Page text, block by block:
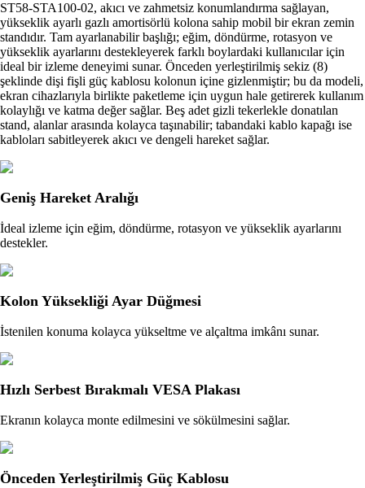
ST58-STA100-02, akıcı ve zahmetsiz konumlandırma sağlayan,
yükseklik ayarlı gazlı amortisörlü kolona sahip mobil bir ekran zemin
standıdır. Tam ayarlanabilir başlığı; eğim, döndürme, rotasyon ve
yükseklik ayarlarını destekleyerek farklı boylardaki kullanıcılar için
ideal bir izleme deneyimi sunar. Önceden yerleştirilmiş sekiz (8)
şeklinde dişi fişli güç kablosu kolonun içine gizlenmiştir; bu da modeli,
ekran cihazlarıyla birlikte paketleme için uygun hale getirerek kullanım
kolaylığı ve katma değer sağlar. Beş adet gizli tekerlekle donatılan
stand, alanlar arasında kolayca taşınabilir; tabandaki kablo kapağı ise
kabloları sabitleyerek akıcı ve dengeli hareket sağlar.
Geniş Hareket Aralığı
İdeal izleme için eğim, döndürme, rotasyon ve yükseklik ayarlarını
destekler.
Kolon Yüksekliği Ayar Düğmesi
İstenilen konuma kolayca yükseltme ve alçaltma imkânı sunar.
Hızlı Serbest Bırakmalı VESA Plakası
Ekranın kolayca monte edilmesini ve sökülmesini sağlar.
Önceden Yerleştirilmiş Güç Kablosu